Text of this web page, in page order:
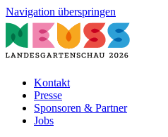
Navigation überspringen
Kontakt
Presse
Sponsoren & Partner
Jobs